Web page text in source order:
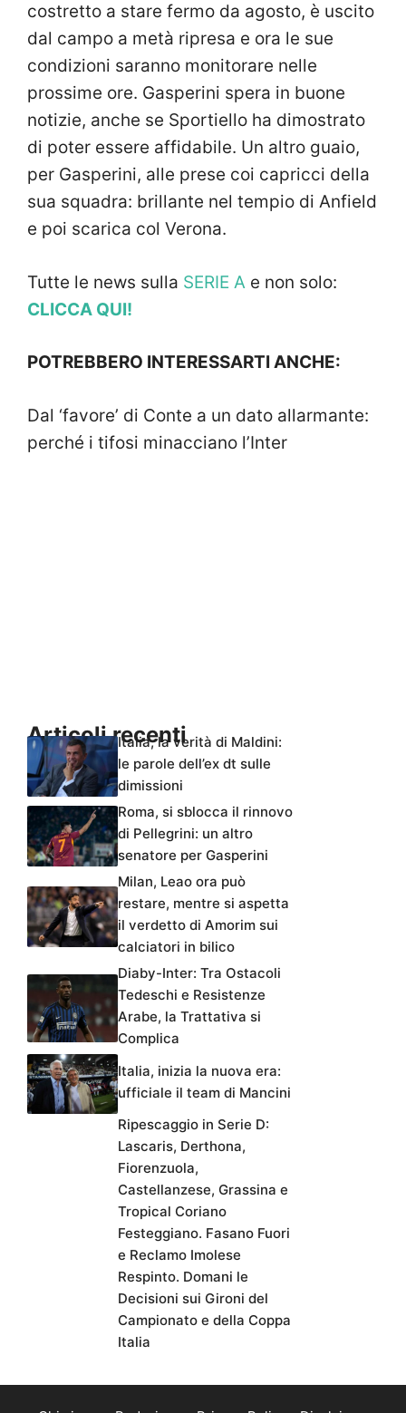
costretto a stare fermo da agosto, è uscito
dal campo a metà ripresa e ora le sue
condizioni saranno monitorare nelle
prossime ore. Gasperini spera in buone
notizie, anche se Sportiello ha dimostrato
di poter essere affidabile. Un altro guaio,
per Gasperini, alle prese coi capricci della
sua squadra: brillante nel tempio di Anfield
e poi scarica col Verona.
Tutte le news sulla SERIE A e non solo:
CLICCA QUI!
POTREBBERO INTERESSARTI ANCHE:
Dal ‘favore’ di Conte a un dato allarmante:
perché i tifosi minacciano l’Inter
Articoli recentiItalia, la verità di Maldini:
le parole dell’ex dt sulle
dimissioni
Roma, si sblocca il rinnovo
di Pellegrini: un altro
senatore per Gasperini
Milan, Leao ora può
restare, mentre si aspetta
il verdetto di Amorim sui
calciatori in bilico
Diaby-Inter: Tra Ostacoli
Tedeschi e Resistenze
Arabe, la Trattativa si
Complica
Italia, inizia la nuova era:
ufficiale il team di Mancini
Ripescaggio in Serie D:
Lascaris, Derthona,
Fiorenzuola,
Castellanzese, Grassina e
Tropical Coriano
Festeggiano. Fasano Fuori
e Reclamo Imolese
Respinto. Domani le
Decisioni sui Gironi del
Campionato e della Coppa
Italia